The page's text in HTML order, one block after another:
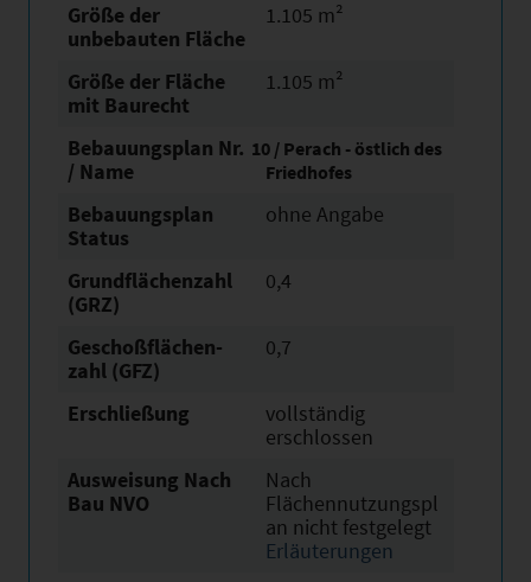
Größe der
unbebauten Fläche
1.105 m²
Größe der Fläche
mit Baurecht
1.105 m²
Bebauungsplan Nr.
/ Name
10 / Perach - östlich des
Friedhofes
Bebauungsplan
Status
ohne Angabe
Grundflächen­zahl
(GRZ)
0,4
Geschoßflächen­
zahl (GFZ)
0,7
Erschließung
vollständig
erschlossen
Ausweisung Nach
Bau NVO
Nach
Flächennutzungspl
an nicht festgelegt
Erläuterungen